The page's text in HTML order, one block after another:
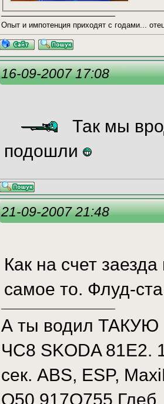
Опыт и импотенция приходят с годами...
16-09-2007 17:08
Так мы
подошли
21-09-2007 21:48
Как на счет
самое то. Флуд-
А ты водил ТАКУЮ
ЧС8 SKODA 81E2.
сек. ABS, ESP,
О50 917О755 Глеб